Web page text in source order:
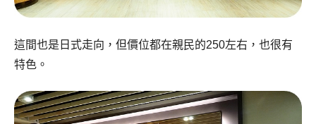
這間也是日式走向，但價位都在親民的250左右，也很有
特色。